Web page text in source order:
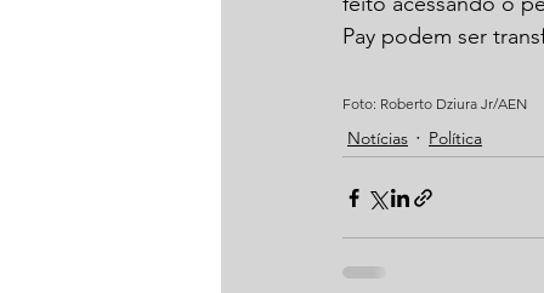
Pay podem ser
Foto: Roberto Dziura Jr/AEN
Notícias Política